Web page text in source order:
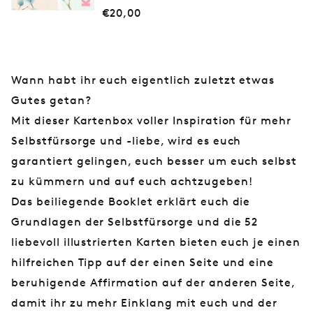
Normaler
€20,00
Wann habt ihr euch eigentlich zuletzt etwas
Gutes getan?
Mit dieser Kartenbox voller Inspiration für mehr
Selbstfürsorge und -liebe, wird es euch
garantiert gelingen, euch besser um euch selbst
zu kümmern und auf euch achtzugeben!
Das beiliegende Booklet erklärt euch die
Grundlagen der Selbstfürsorge und die 52
liebevoll illustrierten Karten bieten euch je einen
hilfreichen Tipp auf der einen Seite und eine
beruhigende Affirmation auf der anderen Seite,
damit ihr zu mehr Einklang mit euch und der